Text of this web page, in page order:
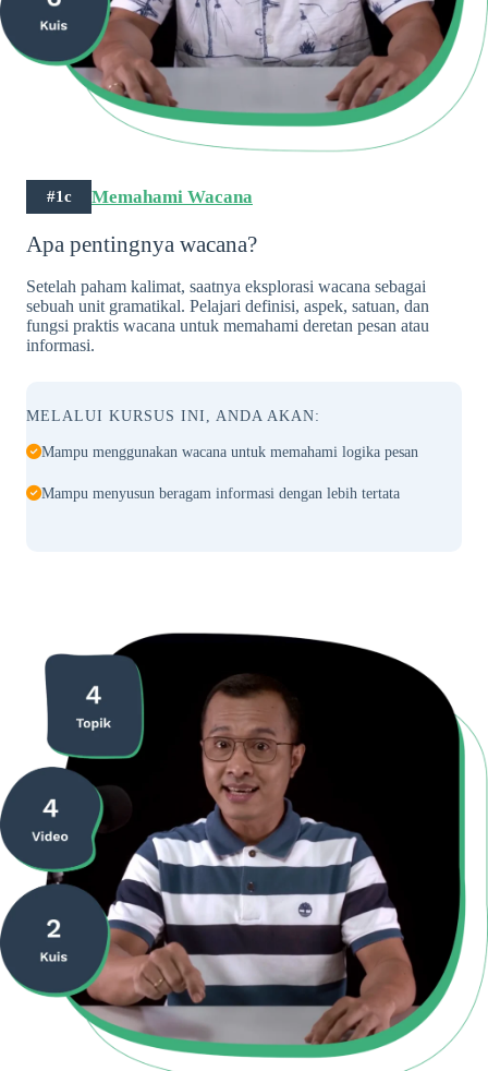
#1c Memahami Wacana
Apa pentingnya wacana?
Setelah paham kalimat, saatnya eksplorasi wacana sebagai
sebuah unit gramatikal. Pelajari definisi, aspek, satuan, dan
fungsi praktis wacana untuk memahami deretan pesan atau
informasi.
MELALUI KURSUS INI, ANDA AKAN:
Mampu menggunakan wacana untuk memahami logika pesan
Mampu menyusun beragam informasi dengan lebih tertata